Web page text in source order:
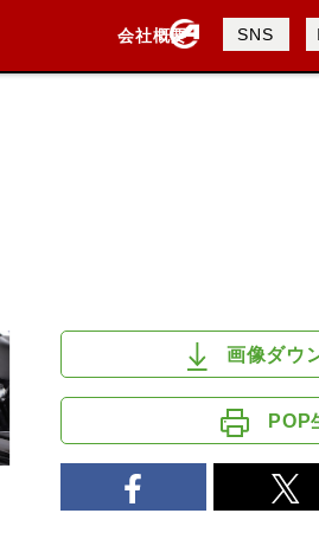
会社概要
会社概要
採用情報
SNS
画像ダウ
POP